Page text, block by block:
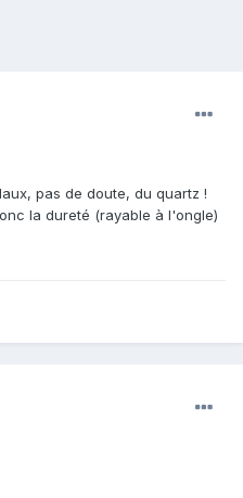
pas de doute, du quartz !
la dureté (rayable à l'ongle)